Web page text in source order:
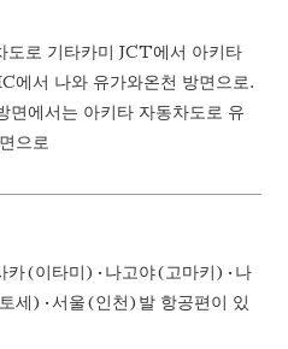
도로 기타카미 JCT에서 아키타
에서 나와 유가와온천 방면으로.
면에서는 아키타 자동차도로 유
으로
카(이타미)·나고야(고마키)·나
세)·서울(인천)발 항공편이 있